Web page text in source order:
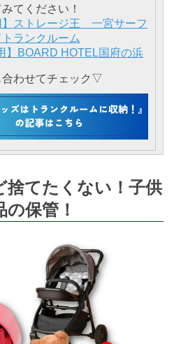
てください！
ストレージ王 一宮サーフ
ランクルーム
BOARD HOTEL国府の浜
わせてチェック▽
てたくない！子供
の保管！